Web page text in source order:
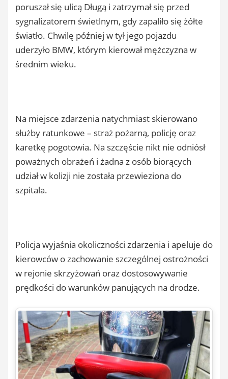
poruszał się ulicą Długą i zatrzymał się przed
sygnalizatorem świetlnym, gdy zapaliło się żółte
światło. Chwilę później w tył jego pojazdu
uderzyło BMW, którym kierował mężczyzna w
średnim wieku.
Na miejsce zdarzenia natychmiast skierowano
służby ratunkowe – straż pożarną, policję oraz
karetkę pogotowia. Na szczęście nikt nie odniósł
poważnych obrażeń i żadna z osób biorących
udział w kolizji nie została przewieziona do
szpitala.
Policja wyjaśnia okoliczności zdarzenia i apeluje do
kierowców o zachowanie szczególnej ostrożności
w rejonie skrzyżowań oraz dostosowywanie
prędkości do warunków panujących na drodze.